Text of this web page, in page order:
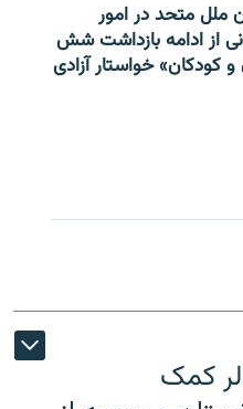
ملل متحد در امور
از ادامه بازداشت شش
و کودکان» خواستار آزادی
دالر کمک